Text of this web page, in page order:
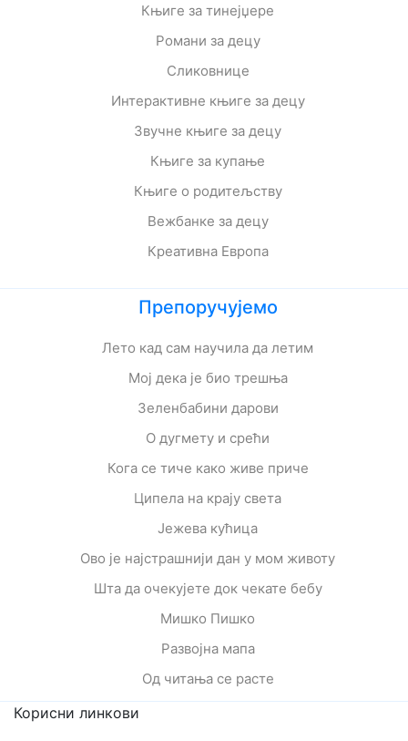
Књиге за тинејџере
Романи за децу
Сликовнице
Интерактивне књиге за децу
Звучне књиге за децу
Књиге за купање
Књиге о родитељству
Вежбанке за децу
Креативна Европа
Препоручујемо
Лето кад сам научила да летим
Мој дека је био трешња
Зеленбабини дарови
О дугмету и срећи
Кога се тиче како живе приче
Ципела на крају света
Јежева кућица
Ово је најстрашнији дан у мом животу
Шта да очекујете док чекате бебу
Мишко Пишко
Развојна мапа
Од читања се расте
Корисни линкови